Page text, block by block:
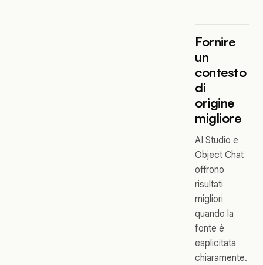
Fornire
un
contesto
di
origine
migliore
AI Studio e
Object Chat
offrono
risultati
migliori
quando la
fonte è
esplicitata
chiaramente.